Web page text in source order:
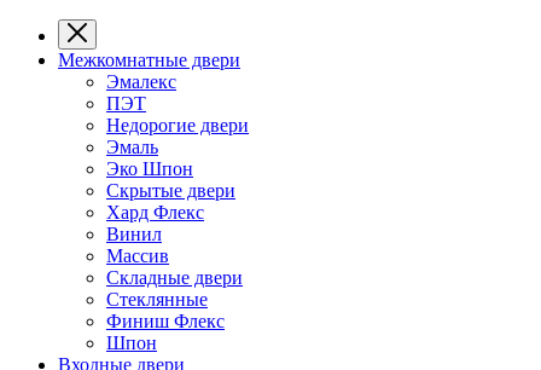
Межкомнатные двери
Эмалекс
ПЭТ
Недорогие двери
Эмаль
Эко Шпон
Скрытые двери
Хард Флекс
Винил
Массив
Складные двери
Стеклянные
Финиш Флекс
Шпон
Входные двери